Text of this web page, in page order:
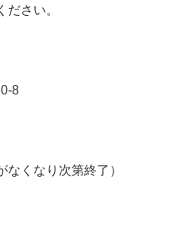
ださい。
8
くなり次第終了）